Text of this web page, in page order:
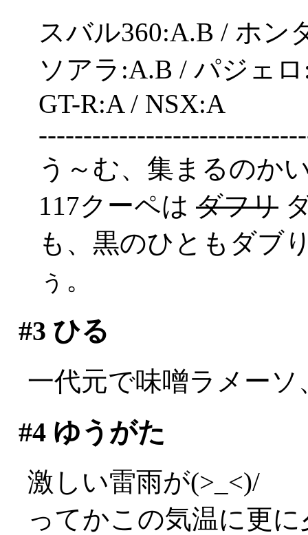
スバル360:A.B / ホン
ソアラ:A.B / パジェ
GT-R:A / NSX:A
う～む、集まるのか
117クーペは ダフリ
も、黒のひともダブ
ぅ。
#3 ひる
一代元で味噌ラメーソ
#4ゆうがた
激しい雷雨が(>_<)/
ってかこの気温に更